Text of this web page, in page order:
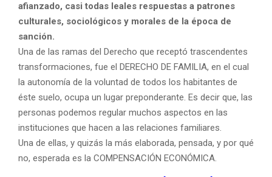
afianzado, casi todas leales respuestas a patrones
culturales, sociológicos y morales de la época de
sanción.
Una de las ramas del Derecho que receptó trascendentes
transformaciones, fue el DERECHO DE FAMILIA, en el cual
la autonomía de la voluntad de todos los habitantes de
éste suelo, ocupa un lugar preponderante. Es decir que, las
personas podemos regular muchos aspectos en las
instituciones que hacen a las relaciones familiares.
Una de ellas, y quizás la más elaborada, pensada, y por qué
no, esperada es la COMPENSACIÓN ECONÓMICA.